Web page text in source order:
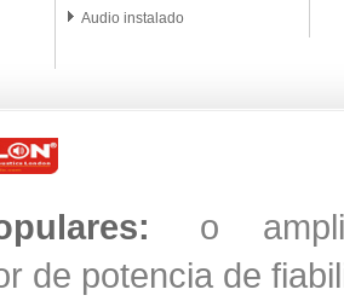
Audio instalado
o
de potencia de